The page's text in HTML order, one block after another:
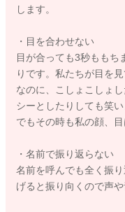
します。
・目を合わせない
目が合っても3秒ももち
りです。私たちが目を見
なのに、こしょこしょし
シーとしたりしても笑い
でもその時も私の顔、目
・名前で振り返らない
名前を呼んでも全く振
げると振り向くので声や